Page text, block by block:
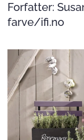
Forfatter:
farve/ifi.no